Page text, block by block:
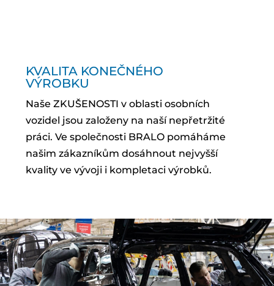
KVALITA KONEČNÉHO
VÝROBKU
Naše ZKUŠENOSTI v oblasti osobních
vozidel jsou založeny na naší nepřetržité
práci. Ve společnosti BRALO pomáháme
našim zákazníkům dosáhnout nejvyšší
kvality ve vývoji i kompletaci výrobků.